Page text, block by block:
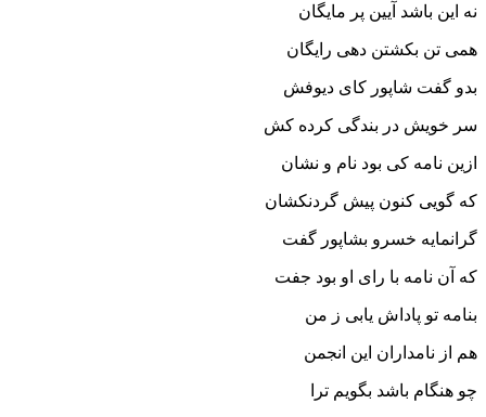
نه این باشد آیین پر مایگان
همى تن بکشتن دهى رایگان‏
بدو گفت شاپور کاى دیوفش
سر خویش در بندگى کرده کش‏
ازین نامه کى بود نام و نشان
که گویى کنون پیش گردنکشان‏
گرانمایه خسرو بشاپور گفت
که آن نامه با راى او بود جفت‏
بنامه تو پاداش یابى ز من
هم از نامداران این انجمن‏
چو هنگام باشد بگویم ترا